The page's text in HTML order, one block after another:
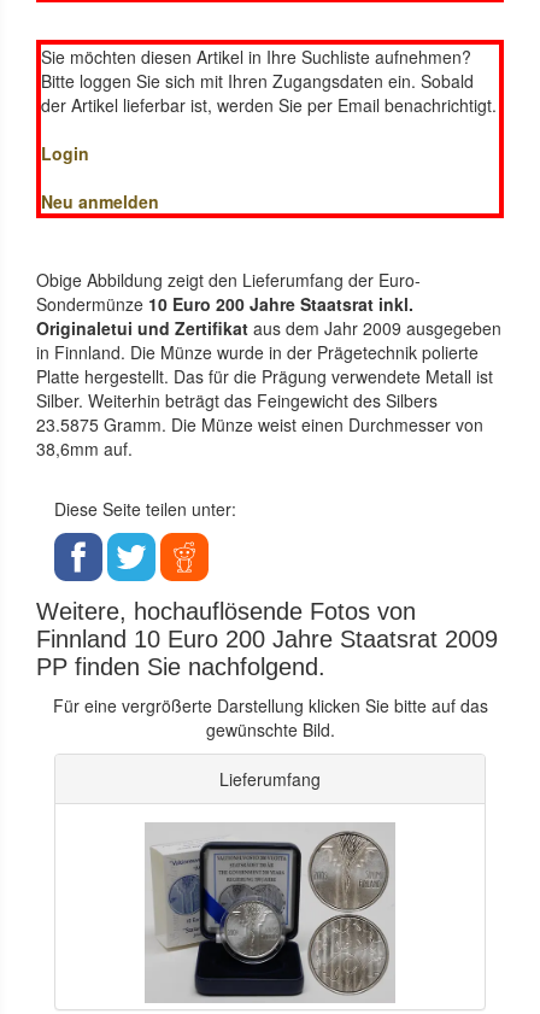
Sie möchten diesen Artikel in Ihre Suchliste aufnehmen?
Bitte loggen Sie sich mit Ihren Zugangsdaten ein. Sobald
der Artikel lieferbar ist, werden Sie per Email benachrichtigt.
Login
Neu anmelden
Obige Abbildung zeigt den Lieferumfang der Euro-
Sondermünze 10 Euro 200 Jahre Staatsrat inkl.
Originaletui und Zertifikat aus dem Jahr 2009 ausgegeben
in Finnland. Die Münze wurde in der Prägetechnik polierte
Platte hergestellt. Das für die Prägung verwendete Metall ist
Silber. Weiterhin beträgt das Feingewicht des Silbers
23.5875 Gramm. Die Münze weist einen Durchmesser von
38,6mm auf.
Diese Seite teilen unter:
Weitere, hochauflösende Fotos von
Finnland 10 Euro 200 Jahre Staatsrat 2009
PP finden Sie nachfolgend.
Für eine vergrößerte Darstellung klicken Sie bitte auf das
gewünschte Bild.
Lieferumfang